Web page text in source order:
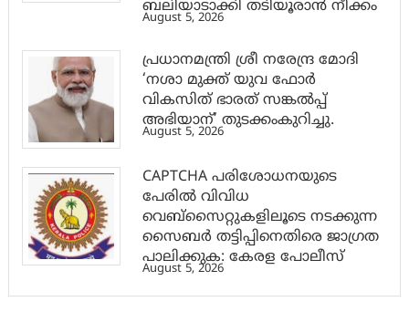
ബലിയാടാക്കി തടിയൂരാൻ നീക്കം
August 5, 2026
പ്രധാനമന്ത്രി ശ്രീ നരേന്ദ്ര മോദി
‘നശാ മുക്ത് യുവ ഫോർ
വികസിത് ഭാരത് സങ്കൽപ്പ്
അഭിയാന്’ തുടക്കംകുറിച്ചു.
August 5, 2026
CAPTCHA പരിശോധനയുടെ
പേരില്‍ വിവിധ
വെബ്സൈറ്റുകളിലൂടെ നടക്കുന്ന
സൈബര്‍ തട്ടിപ്പിനെതിരെ ജാഗ്രത
പാലിക്കുക: കേരള പോലീസ്
August 5, 2026